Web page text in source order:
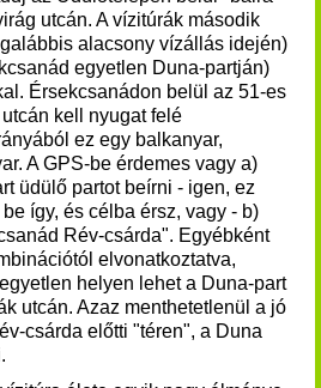
utcán. A vízitúrák második
alacsony vízállás idején)
egyetlen Duna-partján)
Érsekcsanádon belül az 51-es
kell nyugat felé
ez egy balkanyar,
A GPS-be érdemes vagy a)
üdülő partot beírni - igen, ez
így, és célba érsz, vagy - b)
Rév-csárda". Egyébként
elvonatkoztatva,
helyen lehet a Duna-part
utcán. Azaz menthetetlenül a jó
csárda előtti "téren", a Duna